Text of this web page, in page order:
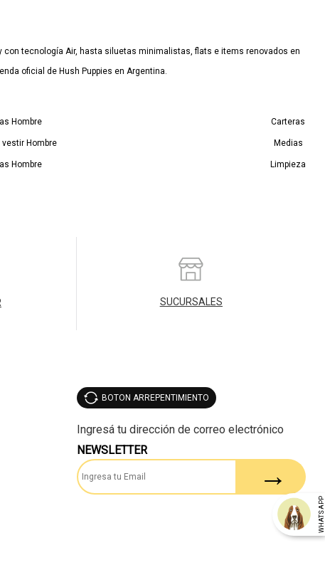
tecnología Air, hasta siluetas minimalistas, flats e items renovados en
oficial de Hush Puppies en Argentina.
Hombre
Hombre
Hombre
Carteras
Medias
Limpieza
SUCURSALES
WHATSAPP
BOTON ARREPENTIMIENTO
NEWSLETTER